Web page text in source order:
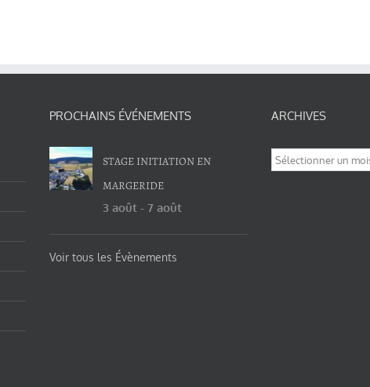
PROCHAINS ÉVÉNEMENTS
STAGE INITIATION EN
MARGERIDE
3 août -7 août
Voir tous les Évènements
ARCHIVES
Archives